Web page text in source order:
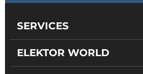
SERVICES
ELEKTOR WORLD